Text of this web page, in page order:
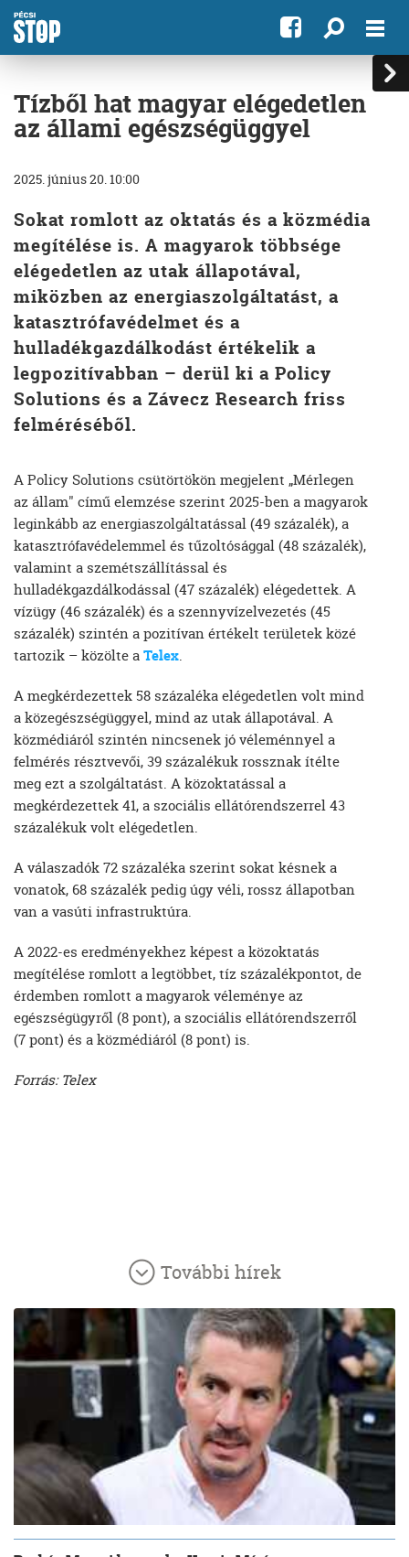
Tízből hat magyar elégedetlen
az állami egészségüggyel
2025. június 20. 10:00
Sokat romlott az oktatás és a közmédia
megítélése is. A magyarok többsége
elégedetlen az utak állapotával,
miközben az energiaszolgáltatást, a
katasztrófavédelmet és a
hulladékgazdálkodást értékelik a
legpozitívabban – derül ki a Policy
Solutions és a Závecz Research friss
felméréséből.
A Policy Solutions csütörtökön megjelent „Mérlegen
az állam" című elemzése szerint 2025-ben a magyarok
leginkább az energiaszolgáltatással (49 százalék), a
katasztrófavédelemmel és tűzoltósággal (48 százalék),
valamint a szemétszállítással és
hulladékgazdálkodással (47 százalék) elégedettek. A
vízügy (46 százalék) és a szennyvízelvezetés (45
százalék) szintén a pozitívan értékelt területek közé
tartozik – közölte aTelex.
A megkérdezettek 58 százaléka elégedetlen volt mind
a közegészségüggyel, mind az utak állapotával. A
közmédiáról szintén nincsenek jó véleménnyel a
felmérés résztvevői, 39 százalékuk rossznak ítélte
meg ezt a szolgáltatást. A közoktatással a
megkérdezettek 41, a szociális ellátórendszerrel 43
százalékuk volt elégedetlen.
A válaszadók 72 százaléka szerint sokat késnek a
vonatok, 68 százalék pedig úgy véli, rossz állapotban
van a vasúti infrastruktúra.
A 2022-es eredményekhez képest a közoktatás
megítélése romlott a legtöbbet, tíz százalékpontot, de
érdemben romlott a magyarok véleménye az
egészségügyről (8 pont), a szociális ellátórendszerről
(7 pont) és a közmédiáról (8 pont) is.
Forrás: Telex
További hírek